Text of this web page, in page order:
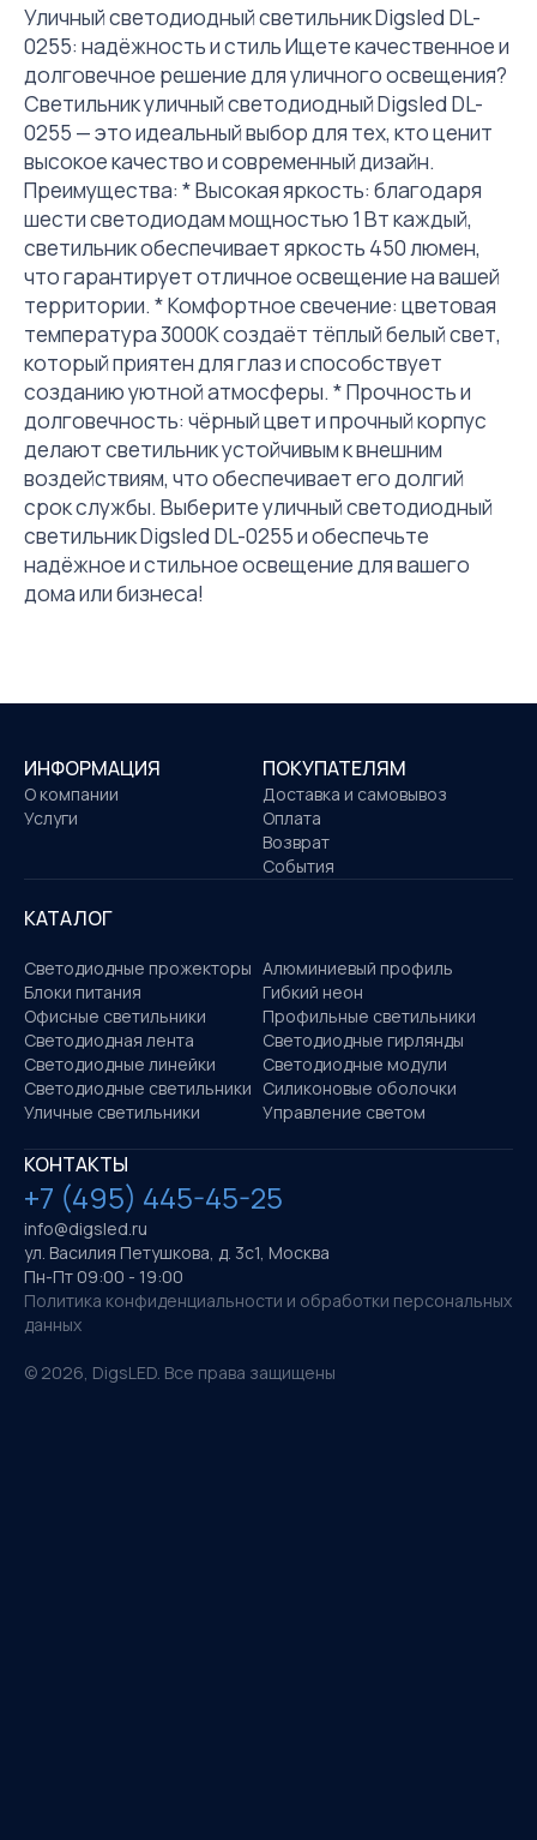
Уличный светодиодный светильник Digsled DL-
0255: надёжность и стиль Ищете качественное и
долговечное решение для уличного освещения?
Светильник уличный светодиодный Digsled DL-
0255 — это идеальный выбор для тех, кто ценит
высокое качество и современный дизайн.
Преимущества: * Высокая яркость: благодаря
шести светодиодам мощностью 1 Вт каждый,
светильник обеспечивает яркость 450 люмен,
что гарантирует отличное освещение на вашей
территории. * Комфортное свечение: цветовая
температура 3000K создаёт тёплый белый свет,
который приятен для глаз и способствует
созданию уютной атмосферы. * Прочность и
долговечность: чёрный цвет и прочный корпус
делают светильник устойчивым к внешним
воздействиям, что обеспечивает его долгий
срок службы. Выберите уличный светодиодный
светильник Digsled DL-0255 и обеспечьте
надёжное и стильное освещение для вашего
дома или бизнеса!
ИНФОРМАЦИЯ
О компании
Услуги
ПОКУПАТЕЛЯМ
Доставка и самовывоз
Оплата
Возврат
События
КАТАЛОГ
Светодиодные прожекторы Алюминиевый профиль
Блоки питания
Гибкий неон
Офисные светильники
Профильные светильники
Светодиодная лента
Светодиодные гирлянды
Светодиодные линейки
Светодиодные модули
Светодиодные светильники Силиконовые оболочки
Уличные светильники
Управление светом
КОНТАКТЫ
+7 (495) 445-45-25
info@digsled.ru
ул. Василия Петушкова, д. 3с1, Москва
Пн-Пт 09:00 - 19:00
Политика конфиденциальности и обработки персональных
данных
© 2026, DigsLED. Все права защищены